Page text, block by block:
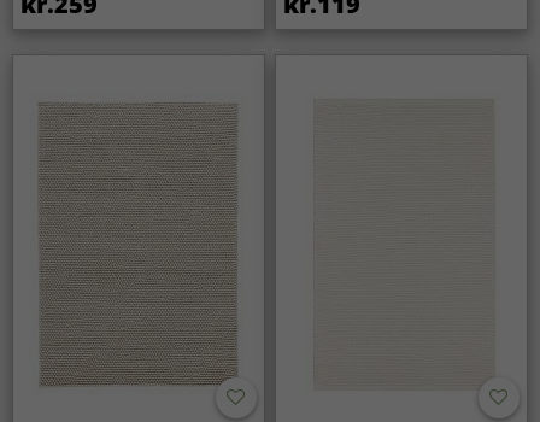
rengøring af tæppet.